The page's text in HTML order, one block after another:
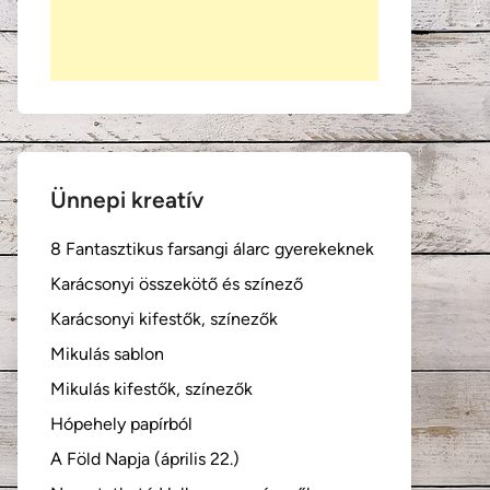
Ünnepi kreatív
8 Fantasztikus farsangi álarc gyerekeknek
Karácsonyi összekötő és színező
Karácsonyi kifestők, színezők
Mikulás sablon
Mikulás kifestők, színezők
Hópehely papírból
A Föld Napja (április 22.)